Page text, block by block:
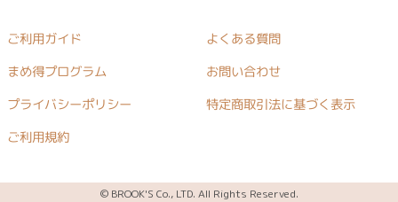
ご利用ガイド よくある質問
まめ得プログラム お問い合わせ
プライバシーポリシー 特定商取引法に基づく表示
ご利用規約
© BROOK'S Co., LTD. All Rights Reserved.